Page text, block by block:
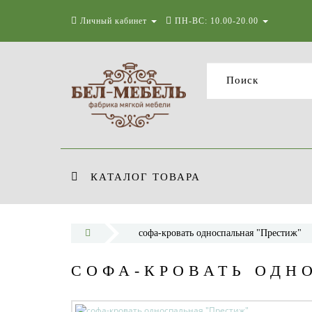
Личный кабинет ПН-ВС: 10.00-20.00
КАТАЛОГ ТОВАРА
софа-кровать односпальная "Престиж"
СОФА-КРОВАТЬ